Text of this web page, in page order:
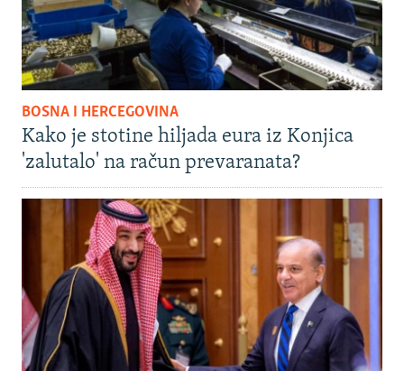
BOSNA I HERCEGOVINA
Kako je stotine hiljada eura iz Konjica
'zalutalo' na račun prevaranata?